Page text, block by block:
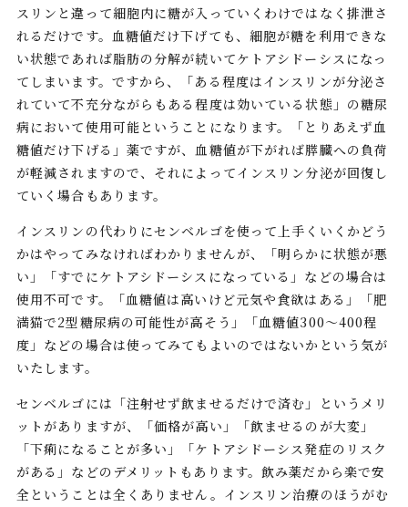
スリンと違って細胞内に糖が入っていくわけではなく排泄さ
れるだけです。血糖値だけ下げても、細胞が糖を利用できな
い状態であれば脂肪の分解が続いてケトアシドーシスになっ
てしまいます。ですから、「ある程度はインスリンが分泌さ
れていて不充分ながらもある程度は効いている状態」の糖尿
病において使用可能ということになります。「とりあえず血
糖値だけ下げる」薬ですが、血糖値が下がれば膵臓への負荷
が軽減されますので、それによってインスリン分泌が回復し
ていく場合もあります。
インスリンの代わりにセンベルゴを使って上手くいくかどう
かはやってみなければわかりませんが、「明らかに状態が悪
い」「すでにケトアシドーシスになっている」などの場合は
使用不可です。「血糖値は高いけど元気や食欲はある」「肥
満猫で2型糖尿病の可能性が高そう」「血糖値300～400程
度」などの場合は使ってみてもよいのではないかという気が
いたします。
センベルゴには「注射せず飲ませるだけで済む」というメリ
ットがありますが、「価格が高い」「飲ませるのが大変」
「下痢になることが多い」「ケトアシドーシス発症のリスク
がある」などのデメリットもあります。飲み薬だから楽で安
全ということは全くありません。インスリン治療のほうがむ